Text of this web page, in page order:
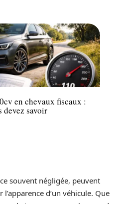
en chevaux fiscaux :
devez savoir
souvent négligée, peuvent
d’un véhicule. Que